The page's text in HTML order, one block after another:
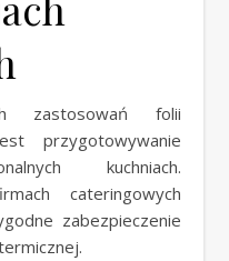
zastosowań folii
przygotowywanie
kuchniach.
cateringowych
zabezpieczenie